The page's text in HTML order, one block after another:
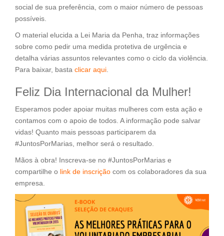
social de sua preferência, com o maior número de pessoas
possíveis.
O material elucida a Lei Maria da Penha, traz informações
sobre como pedir uma medida protetiva de urgência e
detalha várias assuntos relevantes como o ciclo da violência.
Para baixar, basta clicar aqui
Feliz Dia Internacional da Mulher!
Esperamos poder apoiar muitas mulheres com esta ação e
contamos com o apoio de todos. A informação pode salvar
vidas! Quanto mais pessoas participarem da
#JuntosPorMarias, melhor será o resultado.
Mãos à obra! Inscreva-se no #JuntosPorMarias e
compartilhe o link de inscrição com os colaboradores da sua
empresa.